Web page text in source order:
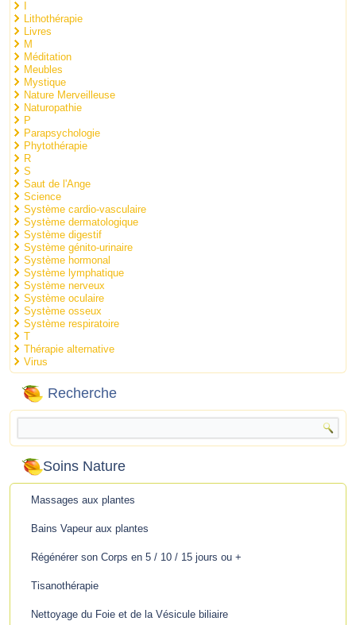
Lithothérapie
Livres
M
Méditation
Meubles
Mystique
Nature Merveilleuse
Naturopathie
P
Parapsychologie
Phytothérapie
R
S
Saut de l'Ange
Science
Système cardio-vasculaire
Système dermatologique
Système digestif
Système génito-urinaire
Système hormonal
Système lymphatique
Système nerveux
Système oculaire
Système osseux
Système respiratoire
T
Thérapie alternative
Virus
Recherche
Soins Nature
Massages aux plantes
Bains Vapeur aux plantes
Régénérer son Corps en 5 / 10 / 15 jours ou +
Tisanothérapie
Nettoyage du Foie et de la Vésicule biliaire